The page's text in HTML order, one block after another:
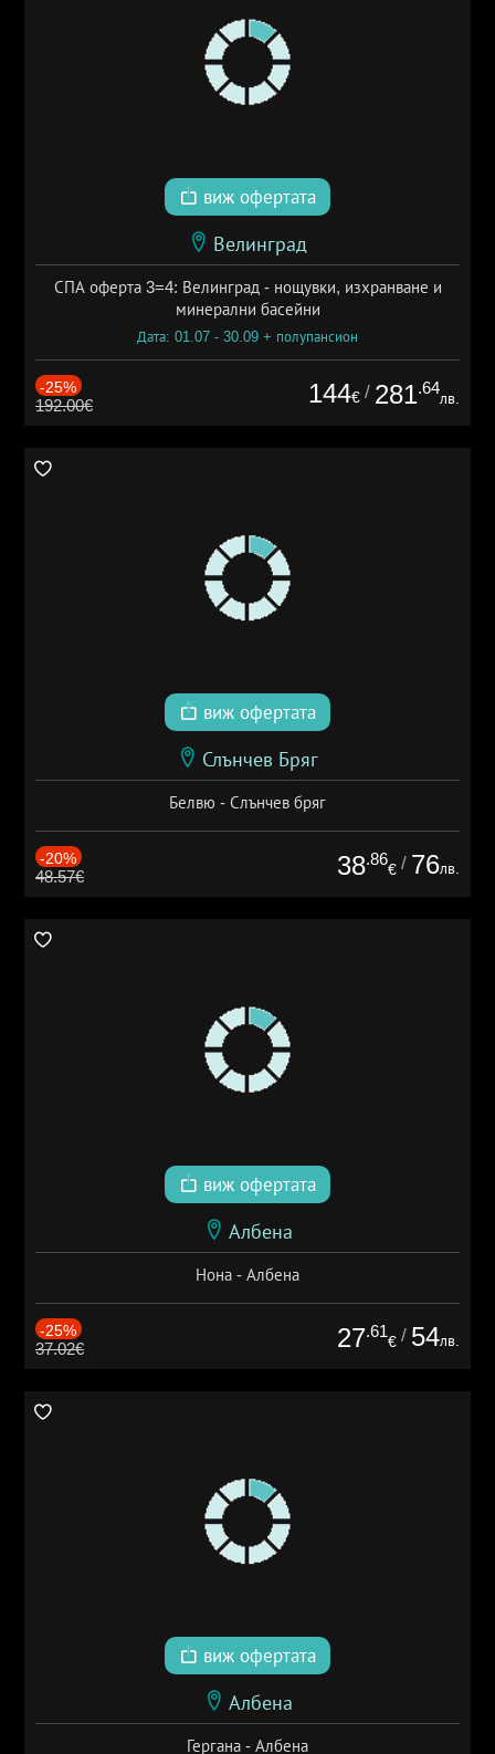
виж офертата
Велинград
СПА оферта 3=4: Велинград - нощувки, изхранване и
минерални басейни
Дата: 01.07 - 30.09 + полупансион
-25%
192.00€ 144€ / 281.64
лв.
виж офертата
Слънчев Бряг
Белвю - Слънчев бряг
-20%
48.57€ 38.86
€ / 76лв.
виж офертата
Албена
Нона - Албена
-25%
37.02€ 27.61
€ / 54лв.
виж офертата
Албена
Гергана - Албена